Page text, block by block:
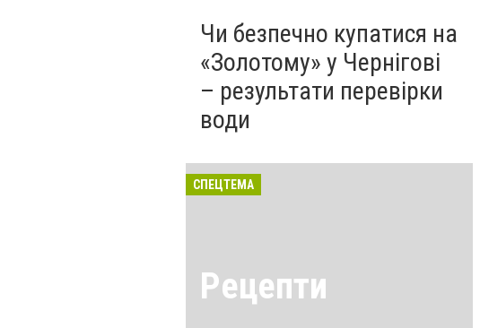
Чи безпечно купатися на
«Золотому» у Чернігові
– результати перевірки
води
СПЕЦТЕМА
Рецепти